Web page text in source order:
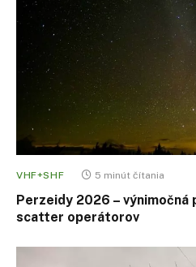
VHF+SHF 5 minút čítania
Perzeidy 2026 –
scatter operátorov